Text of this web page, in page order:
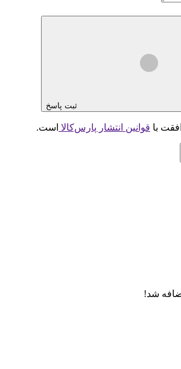
ثبت پاسخ
با قوانین انتشار پارس‌کالا است.
شد!